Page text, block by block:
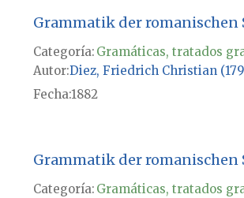
Grammatik der romanischen
Categoría: Gramáticas, tratados
Autor Diez, Friedrich Christian
Fecha1882
Grammatik der romanischen
Categoría: Gramáticas, tratados